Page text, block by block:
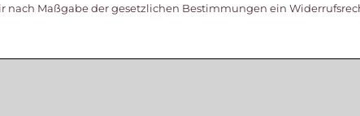
nach Maßgabe der gesetzlichen Bestimmungen ein